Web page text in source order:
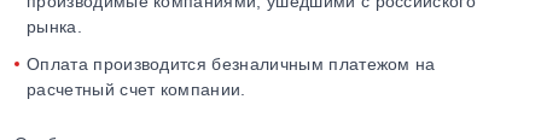
рынка.
Оплата производится безналичным платежом на
расчетный счет компании.